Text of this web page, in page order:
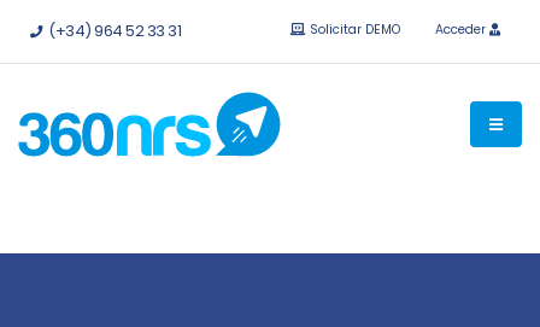
Pruébalo gratis sin compromiso. API e integraciones
(+34) 964 52 33 31 Solicitar DEMO Acceder